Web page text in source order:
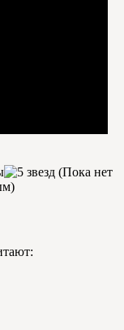
(Пока нет